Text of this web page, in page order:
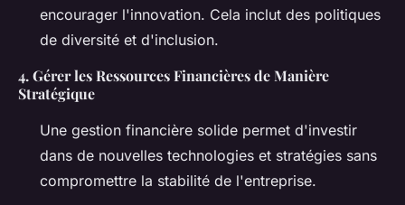
encourager l'innovation. Cela inclut des politiques
de diversité et d'inclusion.
4.Gérer les Ressources Financières de Manière
Stratégique
Une gestion financière solide permet d'investir
dans de nouvelles technologies et stratégies sans
compromettre la stabilité de l'entreprise.